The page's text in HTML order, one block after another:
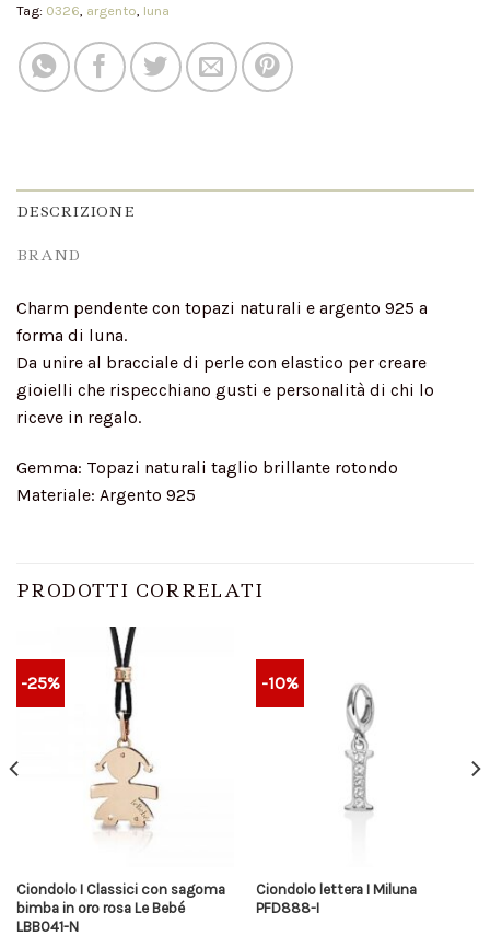
Tag: 0326 argento luna
DESCRIZIONE
BRAND
Charm pendente con topazi naturali e argento 925 a
forma di luna.
Da unire al bracciale di perle con elastico per creare
gioielli che rispecchiano gusti e personalità di chi lo
riceve in regalo.
Gemma: Topazi naturali taglio brillante rotondo
Materiale: Argento 925
PRODOTTI CORRELATI
-25%
Ciondolo I Classici con sagoma
bimba in oro rosa Le Bebé
LBB041-N
-10%
Ciondolo lettera I Miluna
PFD888-I